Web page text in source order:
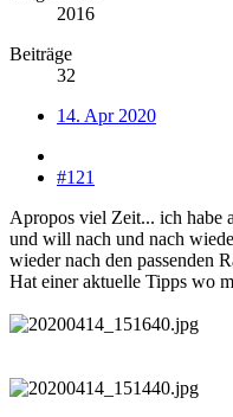
2016
Beiträge
32
14. Apr 2020
#121
Apropos viel Zeit... ich habe
und will nach und nach
wieder nach den passenden
Hat einer aktuelle Tipps wo